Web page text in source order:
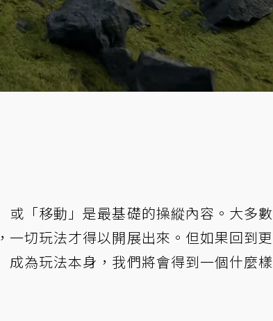
「移動」是最基礎的操縱內容。大多數
切玩法才得以開展出來。但如果回到更
為玩法本身，我們將會得到一個什麼樣